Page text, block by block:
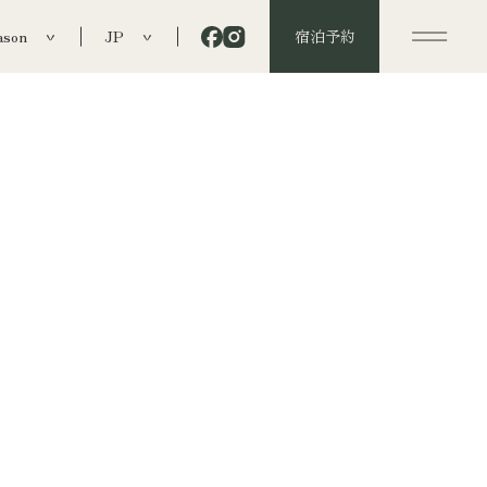
JP 宿泊予約